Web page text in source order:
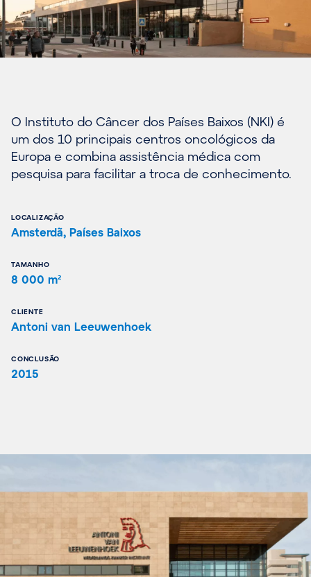
O Instituto do Câncer dos Países Baixos (NKI) é
um dos 10 principais centros oncológicos da
Europa e combina assistência médica com
pesquisa para facilitar a troca de conhecimento.
LOCALIZAÇÃO
Amsterdã, Países Baixos
TAMANHO
8 000 m²
CLIENTE
Antoni van Leeuwenhoek
CONCLUSÃO
2015